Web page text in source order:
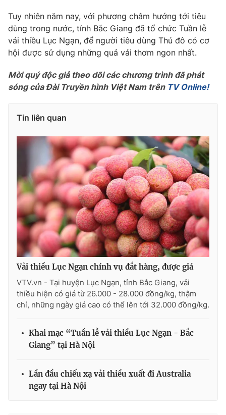
Khán giả
Giải sao mai
Âm nhạc
Sao
Du lịch
Làm đẹp
Giáo dục
Tuyển sinh
Học trực tuyến
Hitech Công nghệ tương lai
Thị trường
Tư vấn
Giao lưu trực tuyến
Lịch phát sóng
Chuyên mục khác
Emagazine Podcast
Photo Infographic
Video Shorts video
VTV Money VTV Thể thao
VTV Sức khoẻ Bất động sản
Tuy nhiên năm nay, với phương châm hướng tới tiêu
dùng trong nước, tỉnh Bắc Giang đã tổ chức Tuần lễ
vải thiều Lục Ngạn, để người tiêu dùng Thủ đô có cơ
hội được sử dụng những quả vải thơm ngon nhất.
Mời quý độc giả theo dõi các chương trình đã phát
sóng của Đài Truyền hình Việt Nam trên TV Online!
Tin liên quan
Vải thiều Lục Ngạn chính vụ đắt hàng, được giá
VTV.vn - Tại huyện Lục Ngạn, tỉnh Bắc Giang, vải
thiều hiện có giá từ 26.000 - 28.000 đồng/kg, thậm
chí, những ngày giá cao có thể lên tới 32.000 đồng/kg.
Khai mạc “Tuần lễ vải thiều Lục Ngạn - Bắc
Giang” tại Hà Nội
Lần đầu chiếu xạ vải thiều xuất đi Australia
ngay tại Hà Nội